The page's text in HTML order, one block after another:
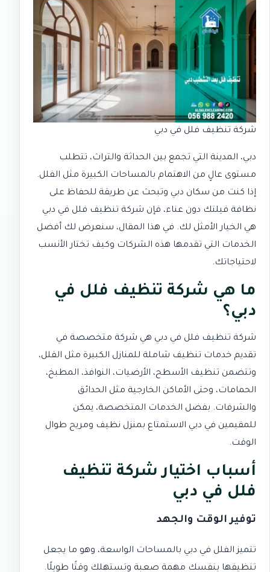
شركة تنظيف فلل في دبي
دبي، المدينة التي تجمع بين الحداثة والتراث، تتطلب
مستوى عالٍ من الاهتمام بالمساحات الكبيرة مثل الفلل.
إذا كنت من سكان دبي وتبحث عن طريقة للحفاظ على
نظافة فيلتك دون عناء، فإن شركة تنظيف فلل في دبي
هي الخيار الأمثل لك. في هذا المقال، سنعرض لك أفضل
الخدمات التي تقدمها هذه الشركات وكيف تختار الأنسب
لاحتياجاتك.
ما هي شركة تنظيف فلل في
دبي؟
شركة تنظيف فلل في دبي هي شركة متخصصة في
تقديم خدمات تنظيف شاملة للمنازل الكبيرة مثل الفلل،
وتتضمن تنظيف الأسطح، الأرضيات، النوافذ، المطبخ،
الحمامات، وحتى الأماكن الخارجية مثل الحدائق
والشرفات. بفضل الخدمات المتخصصة، يمكن
للمقيمين في دبي الاستمتاع بمنزل نظيف ومريح طوال
الوقت.
أسباب اختيار شركة تنظيف
فلل في دبي
توفير الوقت والجهد
تتميز الفلل في دبي بالمساحات الواسعة، وهو ما يجعل
تنظيفها بنفسك مهمة صعبة وتستهلك وقتًا طويلًا.